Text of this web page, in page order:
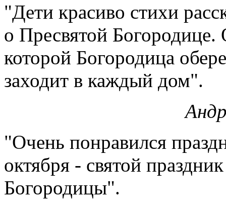
"Дети красиво стихи
о Пресвятой Богородице.
которой Богородица
заходит в каждый дом".
"Очень понравился
октября - святой
Богородицы".